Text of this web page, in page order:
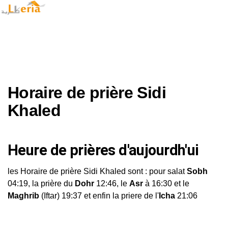
Horaire de prière Sidi
Khaled
Heure de prières d'aujourdh'ui
les Horaire de prière Sidi Khaled sont : pour salatSobh
04:19, la prière du Dohr 12:46, le Asr à 16:30 et le
Maghrib (Iftar) 19:37 et enfin la priere de l' Icha 21:06